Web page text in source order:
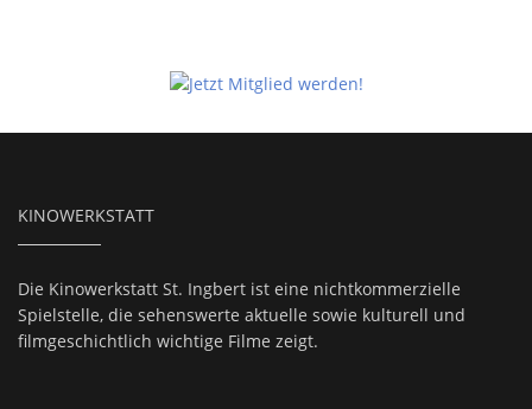
KINOWERKSTATT
Die Kinowerkstatt St. Ingbert ist eine nichtkommerzielle
Spielstelle, die sehenswerte aktuelle sowie kulturell und
filmgeschichtlich wichtige Filme zeigt.